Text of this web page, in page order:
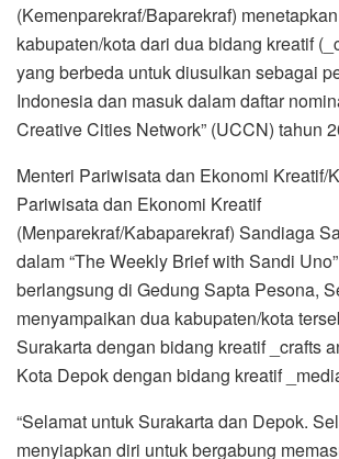
(Kemenparekraf/Baparekraf)
kabupaten/kota dari dua bidang kreatif
yang berbeda untuk diusulkan sebagai
Indonesia dan masuk dalam daftar
Creative Cities Network” (UCCN) tahun
Menteri Pariwisata dan Ekonomi Kreatif/
Pariwisata dan Ekonomi Kreatif
(Menparekraf/Kabaparekraf) Sandiaga
dalam “The Weekly Brief with Sandi
berlangsung di Gedung Sapta Pesona,
menyampaikan dua kabupaten/kota
Surakarta dengan bidang kreatif _crafts
Kota Depok dengan bidang kreatif
“Selamat untuk Surakarta dan Depok.
menyiapkan diri untuk bergabung